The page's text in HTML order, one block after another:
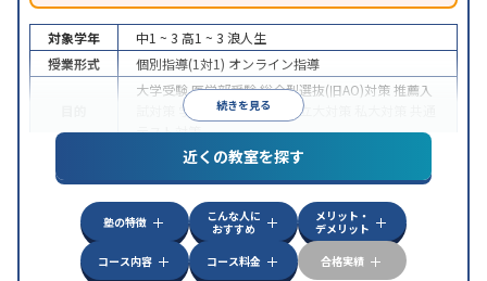
続きを見る
対象学年 中1 ~ 3 高1 ~ 3 浪人生
授業形式
個別指導(1対1) オンライン指導
大学受験医学部受験総合型選抜(旧AO)対策推薦入
学校別特化対策 国公立大対策
テスト対策
特徴
中高一貫校生に対応授業の振替可能
オンライン対応1科目から受講可能季節講習の
みの受講可
自習室あり
近くの教室を探す
塾の特徴
こんな人に
おすすめ
メリット・
デメリット
コース内容
コース料金 合格実績